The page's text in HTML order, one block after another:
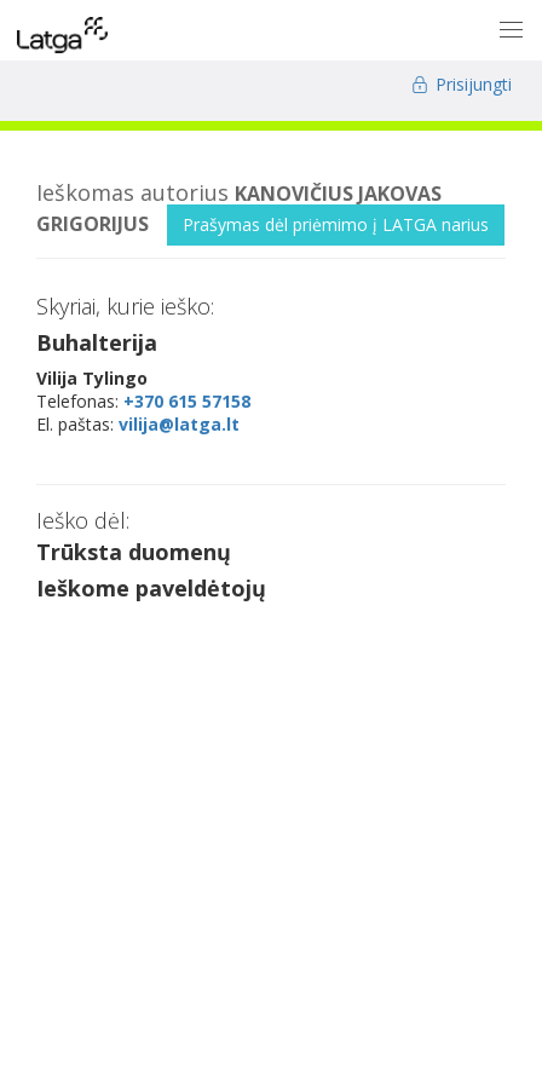
Prisijungti
Ieškomas autorius KANOVIČIUS JAKOVAS
GRIGORIJUS
Prašymas dėl priėmimo į LATGA narius
Skyriai, kurie ieško:
Buhalterija
Vilija Tylingo
Telefonas: +370 615 57158
El. paštas: vilija@latga.lt
Ieško dėl:
Trūksta duomenų
Ieškome paveldėtojų